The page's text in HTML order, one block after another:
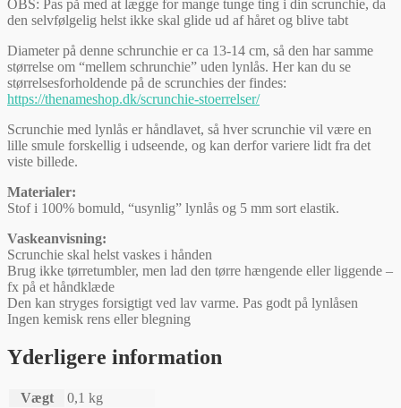
OBS: Pas på med at lægge for mange tunge ting i din scrunchie, da
den selvfølgelig helst ikke skal glide ud af håret og blive tabt
Diameter på denne schrunchie er ca 13-14 cm, så den har samme
størrelse om “mellem schrunchie” uden lynlås. Her kan du se
størrelsesforholdende på de scrunchies der findes:
https://thenameshop.dk/scrunchie-stoerrelser/
Scrunchie med lynlås er håndlavet, så hver scrunchie vil være en
lille smule forskellig i udseende, og kan derfor variere lidt fra det
viste billede.
Materialer:
Stof i 100% bomuld, “usynlig” lynlås og 5 mm sort elastik.
Vaskeanvisning:
Scrunchie skal helst vaskes i hånden
Brug ikke tørretumbler, men lad den tørre hængende eller liggende –
fx på et håndklæde
Den kan stryges forsigtigt ved lav varme. Pas godt på lynlåsen
Ingen kemisk rens eller blegning
Yderligere information
Vægt
0,1 kg